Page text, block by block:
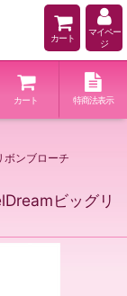
カート
マイペー
ジ
カート 特商法表示
ボンブローチ
ビッグリ